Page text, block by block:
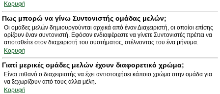
Κορυφή
Πως μπορώ να γίνω Συντονιστής ομάδας μελών;
Οι ομάδες μελών δημιουργούνται αρχικά από έναν Διαχειριστή, οι οποίοι επίσης
ορίζουν έναν συντονιστή. Εφόσον ενδιαφέρεστε να γίνετε Συντονιστές πρέπει να
αποταθείτε στον διαχειριστή του συστήματος, στέλνοντας του ένα μήνυμα.
Κορυφή
Γιατί μερικές ομάδες μελών έχουν διαφορετικό χρώμα;
Είναι πιθανό ο διαχειριστής να έχει αντιστοιχήσει κάποιο χρώμα στην ομάδα για
να ξεχωρίζουν από τους άλλα μέλη.
Κορυφή